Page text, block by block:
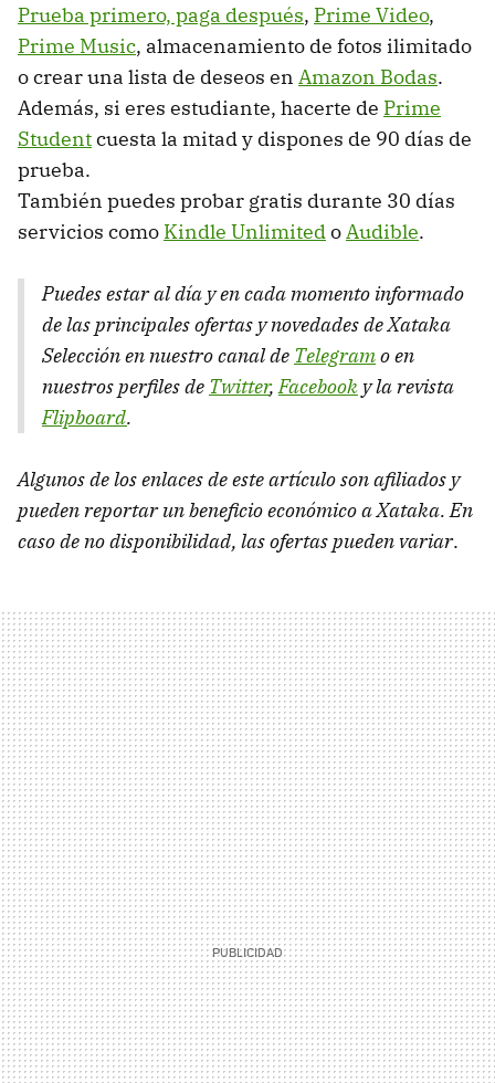
Prueba primero, paga después, Prime Video,
Prime Music, almacenamiento de fotos ilimitado
o crear una lista de deseos en Amazon Bodas.
Además, si eres estudiante, hacerte de Prime
Studentcuesta la mitad y dispones de 90 días de
prueba.
También puedes probar gratis durante 30 días
servicios como Kindle UnlimitedoAudible.
Puedes estar al día y en cada momento informado
de las principales ofertas y novedades de Xataka
Selección en nuestro canal de Telegramo en
nuestros perfiles de Twitter,Facebook y la revista
Flipboard.
Algunos de los enlaces de este artículo son afiliados y
pueden reportar un beneficio económico a Xataka. En
caso de no disponibilidad, las ofertas pueden variar.